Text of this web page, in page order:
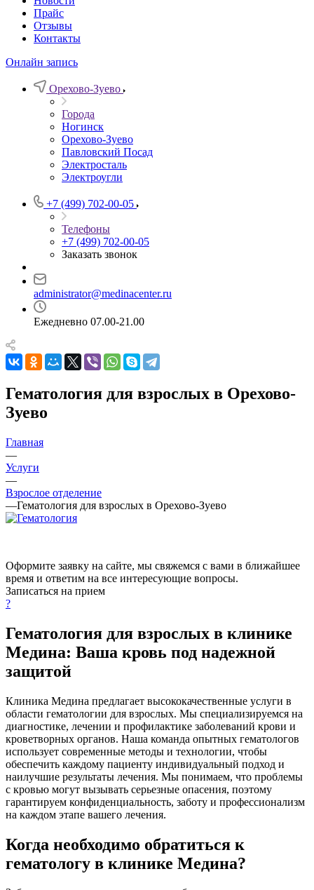
Прайс
Отзывы
Контакты
Онлайн запись
Орехово-Зуево
Города
Ногинск
Орехово-Зуево
Павловский Посад
Электросталь
Электроугли
+7 (499) 702-00-05
Телефоны
+7 (499) 702-00-05
Заказать звонок
administrator@medinacenter.ru
Ежедневно 07.00-21.00
Гематология для взрослых в Орехово-
Зуево
Главная
—
Услуги
—
Взрослое отделение
—Гематология для взрослых в Орехово-Зуево
Оформите заявку на сайте, мы свяжемся с вами в ближайшее
время и ответим на все интересующие вопросы.
Записаться на прием
?
Гематология для взрослых в клинике
Медина: Ваша кровь под надежной
защитой
Клиника Медина предлагает высококачественные услуги в
области гематологии для взрослых. Мы специализируемся на
диагностике, лечении и профилактике заболеваний крови и
кроветворных органов. Наша команда опытных гематологов
использует современные методы и технологии, чтобы
обеспечить каждому пациенту индивидуальный подход и
наилучшие результаты лечения. Мы понимаем, что проблемы
с кровью могут вызывать серьезные опасения, поэтому
гарантируем конфиденциальность, заботу и профессионализм
на каждом этапе вашего лечения.
Когда необходимо обратиться к
гематологу в клинике Медина?